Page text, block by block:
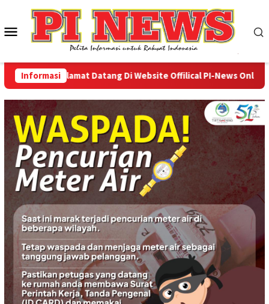
konten
Menu
Mobile
Informasi
Selamat Datang Di Website Offilical PI-News Online -